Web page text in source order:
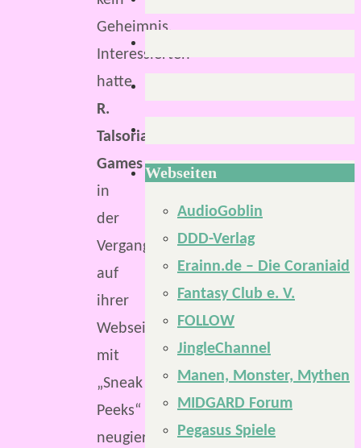
Geheimnis.
Interessierten
hatte
R.
Talsorian
Games
in
der
Vergangenheit
auf
ihrer
Webseite
mit
„Sneak
Peeks“
neugierig
Webseiten
AudioGoblin
DDD-Verlag
Erainn.de – Die Coraniaid
Fantasy Club e. V.
FOLLOW
JingleChannel
Manen, Monster, Mythen
MIDGARD Forum
Pegasus Spiele